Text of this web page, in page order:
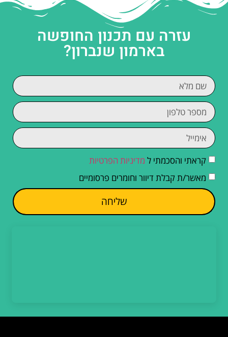
עזרה עם תכנון החופשה
בארמון שנברון?
קראתי והסכמתי ל מדיניות הפרטיות
מאשר/ת קבלת דיוור וחומרים פרסומיים
שליחה